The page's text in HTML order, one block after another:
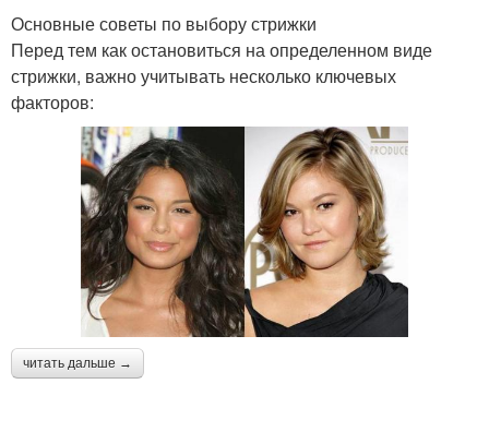
Основные советы по выбору стрижки
Перед тем как остановиться на определенном виде
стрижки, важно учитывать несколько ключевых
факторов:
читать дальше →